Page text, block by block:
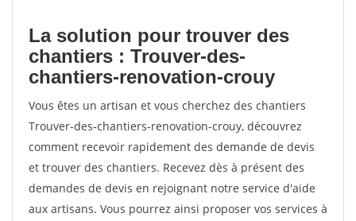
La solution pour trouver des
chantiers : Trouver-des-
chantiers-renovation-crouy
Vous êtes un artisan et vous cherchez des chantiers
Trouver-des-chantiers-renovation-crouy, découvrez
comment recevoir rapidement des demande de devis
et trouver des chantiers. Recevez dès à présent des
demandes de devis en rejoignant notre service d'aide
aux artisans. Vous pourrez ainsi proposer vos services à